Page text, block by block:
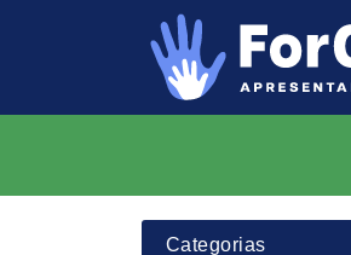
Categorias